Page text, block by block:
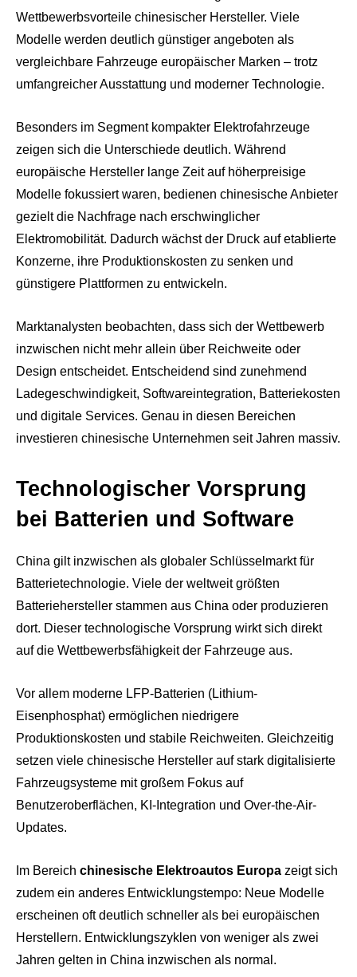
Wettbewerbsvorteile chinesischer Hersteller. Viele
Modelle werden deutlich günstiger angeboten als
vergleichbare Fahrzeuge europäischer Marken – trotz
umfangreicher Ausstattung und moderner Technologie.
Besonders im Segment kompakter Elektrofahrzeuge
zeigen sich die Unterschiede deutlich. Während
europäische Hersteller lange Zeit auf höherpreisige
Modelle fokussiert waren, bedienen chinesische Anbieter
gezielt die Nachfrage nach erschwinglicher
Elektromobilität. Dadurch wächst der Druck auf etablierte
Konzerne, ihre Produktionskosten zu senken und
günstigere Plattformen zu entwickeln.
Marktanalysten beobachten, dass sich der Wettbewerb
inzwischen nicht mehr allein über Reichweite oder
Design entscheidet. Entscheidend sind zunehmend
Ladegeschwindigkeit, Softwareintegration, Batteriekosten
und digitale Services. Genau in diesen Bereichen
investieren chinesische Unternehmen seit Jahren massiv.
Technologischer Vorsprung
bei Batterien und Software
China gilt inzwischen als globaler Schlüsselmarkt für
Batterietechnologie. Viele der weltweit größten
Batteriehersteller stammen aus China oder produzieren
dort. Dieser technologische Vorsprung wirkt sich direkt
auf die Wettbewerbsfähigkeit der Fahrzeuge aus.
Vor allem moderne LFP-Batterien (Lithium-
Eisenphosphat) ermöglichen niedrigere
Produktionskosten und stabile Reichweiten. Gleichzeitig
setzen viele chinesische Hersteller auf stark digitalisierte
Fahrzeugsysteme mit großem Fokus auf
Benutzeroberflächen, KI-Integration und Over-the-Air-
Updates.
Im Bereich chinesische Elektroautos Europa zeigt sich
zudem ein anderes Entwicklungstempo: Neue Modelle
erscheinen oft deutlich schneller als bei europäischen
Herstellern. Entwicklungszyklen von weniger als zwei
Jahren gelten in China inzwischen als normal.